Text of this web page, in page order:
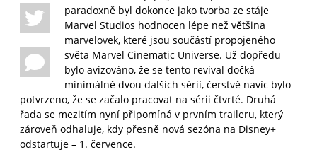
paradoxně byl dokonce jako tvorba ze stáje
Marvel Studios hodnocen lépe než většina
marvelovek, které jsou součástí propojeného
světa Marvel Cinematic Universe. Už dopředu
bylo avizováno, že se tento revival dočká
minimálně dvou dalších sérií, čerstvě navíc bylo
potvrzeno, že se začalo pracovat na sérii čtvrté. Druhá
řada se mezitím nyní připomíná v prvním traileru, který
zároveň odhaluje, kdy přesně nová sezóna na Disney+
odstartuje – 1. července.